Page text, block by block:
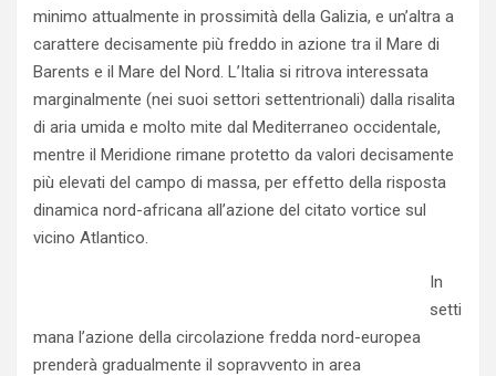
minimo attualmente in prossimità della Galizia, e un’altra a
carattere decisamente più freddo in azione tra il Mare di
Barents e il Mare del Nord. L’Italia si ritrova interessata
marginalmente (nei suoi settori settentrionali) dalla risalita
di aria umida e molto mite dal Mediterraneo occidentale,
mentre il Meridione rimane protetto da valori decisamente
più elevati del campo di massa, per effetto della risposta
dinamica nord-africana all’azione del citato vortice sul
vicino Atlantico.
In
setti
mana l’azione della circolazione fredda nord-europea
prenderà gradualmente il sopravvento in area